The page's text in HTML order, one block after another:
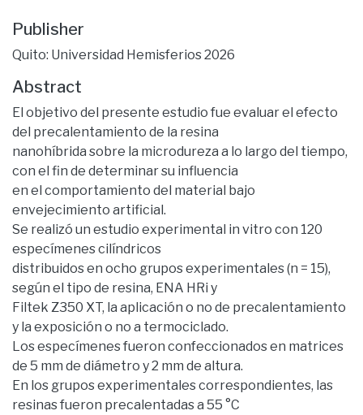
Publisher
Quito: Universidad Hemisferios 2026
Abstract
El objetivo del presente estudio fue evaluar el efecto
del precalentamiento de la resina
nanohíbrida sobre la microdureza a lo largo del tiempo,
con el fin de determinar su influencia
en el comportamiento del material bajo
envejecimiento artificial.
Se realizó un estudio experimental in vitro con 120
especímenes cilíndricos
distribuidos en ocho grupos experimentales (n = 15),
según el tipo de resina, ENA HRi y
Filtek Z350 XT, la aplicación o no de precalentamiento
y la exposición o no a termociclado.
Los especímenes fueron confeccionados en matrices
de 5 mm de diámetro y 2 mm de altura.
En los grupos experimentales correspondientes, las
resinas fueron precalentadas a 55 °C